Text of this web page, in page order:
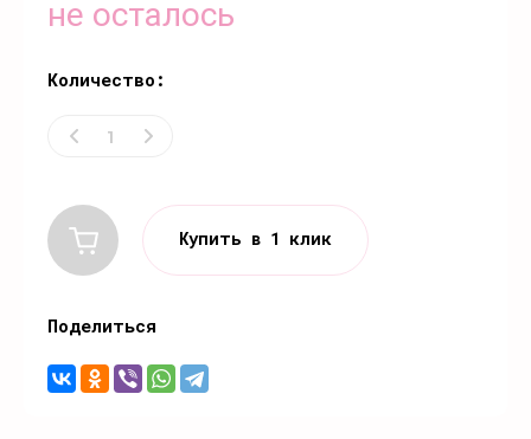
не осталось
Количество:
Купить в 1 клик
Поделиться